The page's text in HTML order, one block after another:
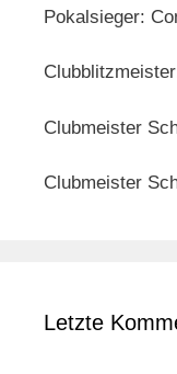
Pokalsieger:
Clubmeister
Clubmeister
Letzte